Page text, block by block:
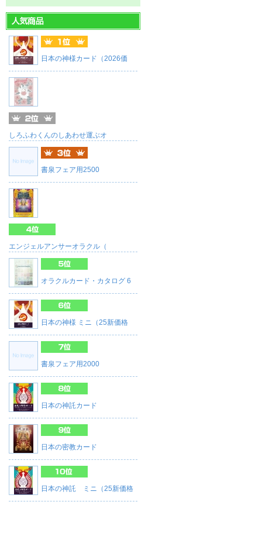
日本の神様カード（2026価
しろふわくんのしあわせ運ぶオ
書泉フェア用2500
エンジェルアンサーオラクル（
オラクルカード・カタログ 6
日本の神様 ミニ（25新価格
書泉フェア用2000
日本の神託カード
日本の密教カード
日本の神託 ミニ（25新価格